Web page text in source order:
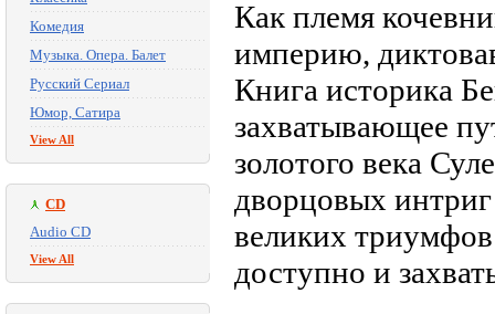
Комедия
Музыка. Опера. Балет
Русский Сериал
Юмор, Сатира
View All
CD
Audio CD
View All
Как племя
империю,
Книга историка
захватывающее
золотого века
дворцовых
великих
доступно и